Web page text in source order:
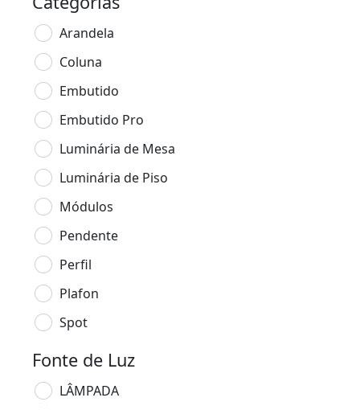
Arandela
Coluna
Embutido
Embutido Pro
Luminária de Mesa
Luminária de Piso
Módulos
Pendente
Perfil
Plafon
Spot
Fonte de Luz
LÂMPADA